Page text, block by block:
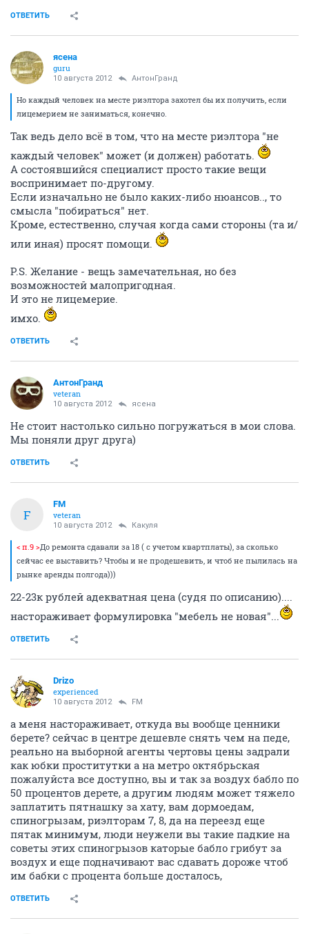
ОТВЕТИТЬ
ясена
guru
10 августа 2012 АнтонГранд
Но каждый человек на месте риэлтора захотел бы их получить, если
лицемерием не заниматься, конечно.
Так ведь дело всё в том, что на месте риэлтора "не
каждый человек" может (и должен) работать.
А состоявшийся специалист просто такие вещи
воспринимает по-другому.
Если изначально не было каких-либо нюансов.., то
смысла "побираться" нет.
Кроме, естественно, случая когда сами стороны (та и/
или иная) просят помощи.
P.S. Желание - вещь замечательная, но без
возможностей малопригодная.
И это не лицемерие.
имхо.
ОТВЕТИТЬ
АнтонГранд
veteran
10 августа 2012 ясена
Не стоит настолько сильно погружаться в мои слова.
Мы поняли друг друга)
ОТВЕТИТЬ
F
FM
veteran
10 августа 2012 Какуля
< п.9 >До ремонта сдавали за 18 ( с учетом квартплаты), за сколько
сейчас ее выставить? Чтобы и не продешевить, и чтоб не пылилась на
рынке аренды полгода)))
22-23к рублей адекватная цена (судя по описанию)....
настораживает формулировка "мебель не новая"...
ОТВЕТИТЬ
Drizo
experienced
10 августа 2012 FM
а меня настораживает, откуда вы вообще ценники
берете? сейчас в центре дешевле снять чем на педе,
реально на выборной агенты чертовы цены задрали
как юбки проститутки а на метро октябрьская
пожалуйста все доступно, вы и так за воздух бабло по
50 процентов дерете, а другим людям может тяжело
заплатить пятнашку за хату, вам дормоедам,
спиногрызам, риэлторам 7, 8, да на переезд еще
пятак минимум, люди неужели вы такие падкие на
советы этих спиногрызов каторые бабло грибут за
воздух и еще подначивают вас сдавать дороже чтоб
им бабки с процента больше досталось,
ОТВЕТИТЬ